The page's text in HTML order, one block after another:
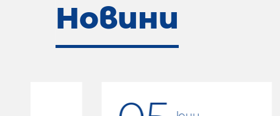
Новини